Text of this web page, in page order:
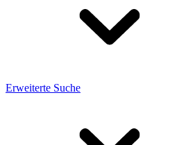
Erweiterte Suche